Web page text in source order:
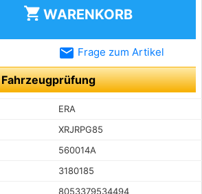
shopping_cart WARENKORB
email Frage zum Artikel
Fahrzeugprüfung
ERA
XRJRPG85
560014A
3180185
8053379534494